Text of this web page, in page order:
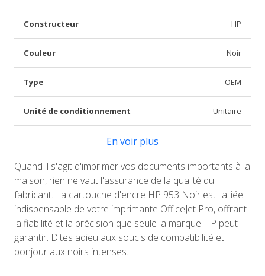
Constructeur HP
Couleur Noir
Type OEM
Unité de conditionnement Unitaire
En voir plus
Quand il s'agit d'imprimer vos documents importants à la
maison, rien ne vaut l'assurance de la qualité du
fabricant. La cartouche d'encre HP 953 Noir est l'alliée
indispensable de votre imprimante OfficeJet Pro, offrant
la fiabilité et la précision que seule la marque HP peut
garantir. Dites adieu aux soucis de compatibilité et
bonjour aux noirs intenses.